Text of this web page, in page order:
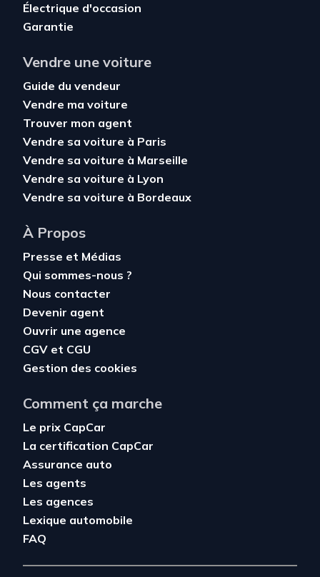
Électrique d'occasion
Garantie
Vendre une voiture
Guide du vendeur
Vendre ma voiture
Trouver mon agent
Vendre sa voiture à Paris
Vendre sa voiture à Marseille
Vendre sa voiture à Lyon
Vendre sa voiture à Bordeaux
À Propos
Presse et Médias
Qui sommes-nous ?
Nous contacter
Devenir agent
Ouvrir une agence
CGV et CGU
Gestion des cookies
Comment ça marche
Le prix CapCar
La certification CapCar
Assurance auto
Les agents
Les agences
Lexique automobile
FAQ